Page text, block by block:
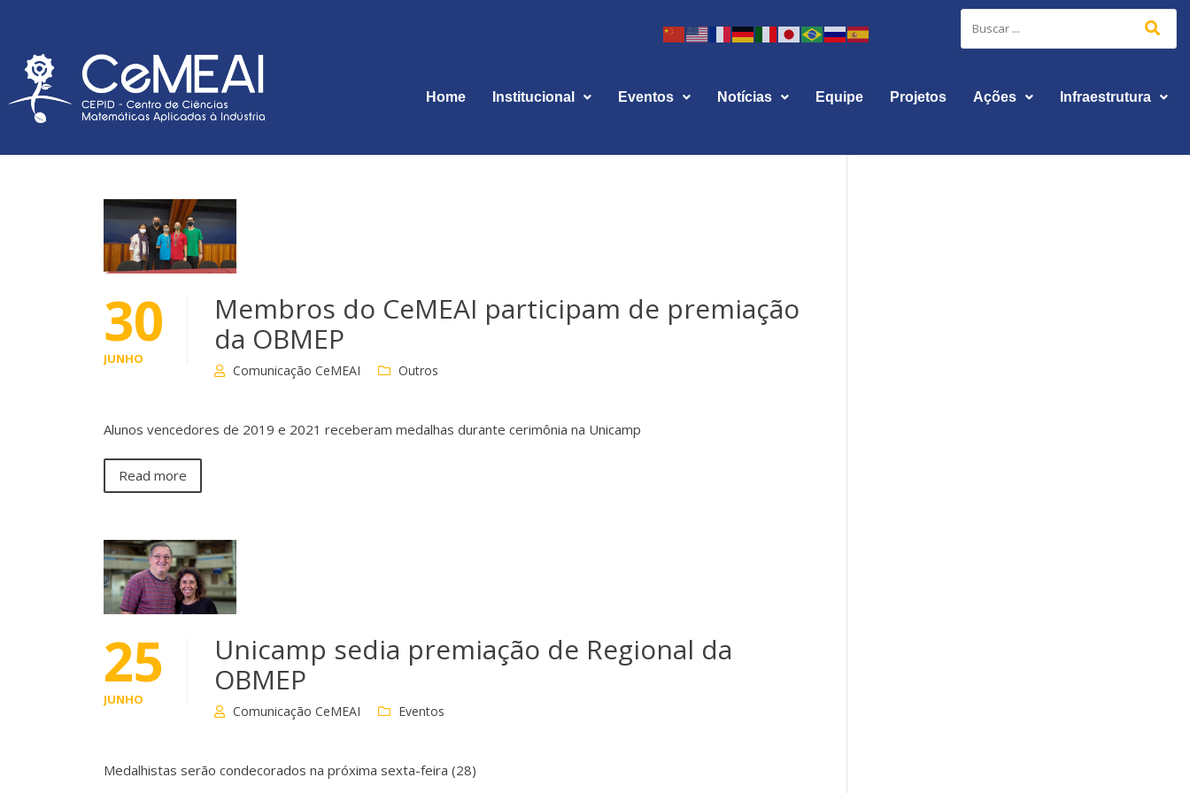
Home Institucional Eventos Notícias Equipe Projetos Ações Infraestrutura
30
JUNHO
Membros do CeMEAI participam de premiação
da OBMEP
Comunicação CeMEAI Outros
Alunos vencedores de 2019 e 2021 receberam medalhas durante cerimônia na Unicamp
Read more
25
JUNHO
Unicamp sedia premiação de Regional da
OBMEP
Comunicação CeMEAI Eventos
Medalhistas serão condecorados na próxima sexta-feira (28)